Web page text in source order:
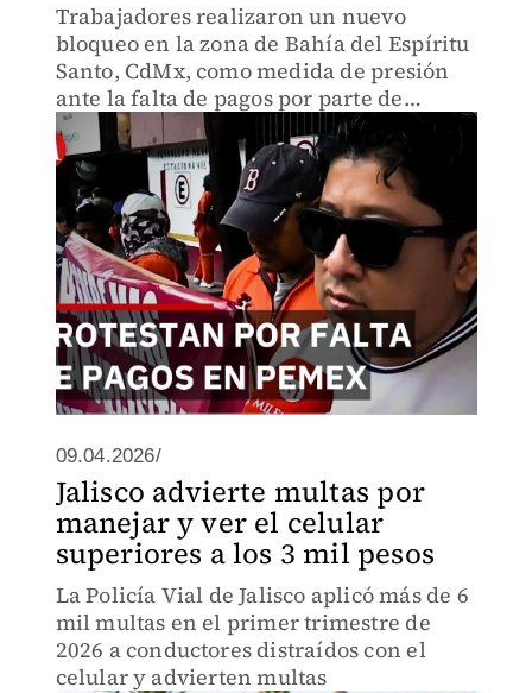
Trabajadores realizaron un nuevo
bloqueo en la zona de Bahía del Espíritu
Santo, CdMx, como medida de presión
ante la falta de pagos por parte de
Petróleos Mexicanos (Pemex).
09.04.2026/
Jalisco advierte multas por
manejar y ver el celular
superiores a los 3 mil pesos
La Policía Vial de Jalisco aplicó más de 6
mil multas en el primer trimestre de
2026 a conductores distraídos con el
celular y advierten multas